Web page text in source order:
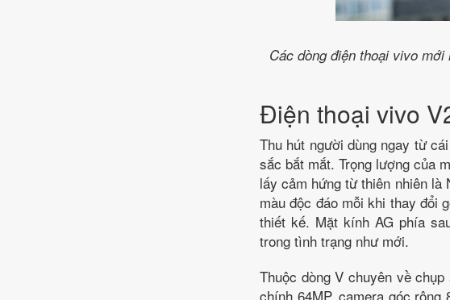
Các dòng điện thoại vivo
Điện thoại vivo
Thu hút người dùng ngay từ
sắc bắt mắt. Trọng lượng của
lấy cảm hứng từ thiên nhiên là
màu độc đáo mỗi khi thay đổi
thiết kế. Mặt kính AG phía
trong tình trạng như mới.
Thuộc dòng V chuyên về
chính 64MP, camera góc